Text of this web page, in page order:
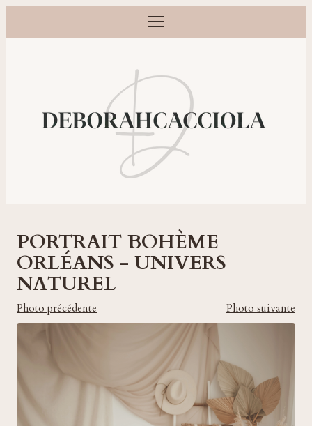
Ouvrir le menu
Photographe grossesse, naissance, bébé et famille à Orléans
PORTRAIT BOHÈME
ORLÉANS - UNIVERS
NATUREL
Photo précédente Photo suivante